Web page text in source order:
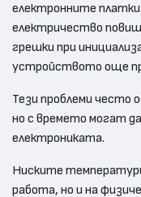
електронните
електричество
грешки при
устройството още
Тези проблеми често
но с времето могат
електрониката.
Ниските
работа, но и на